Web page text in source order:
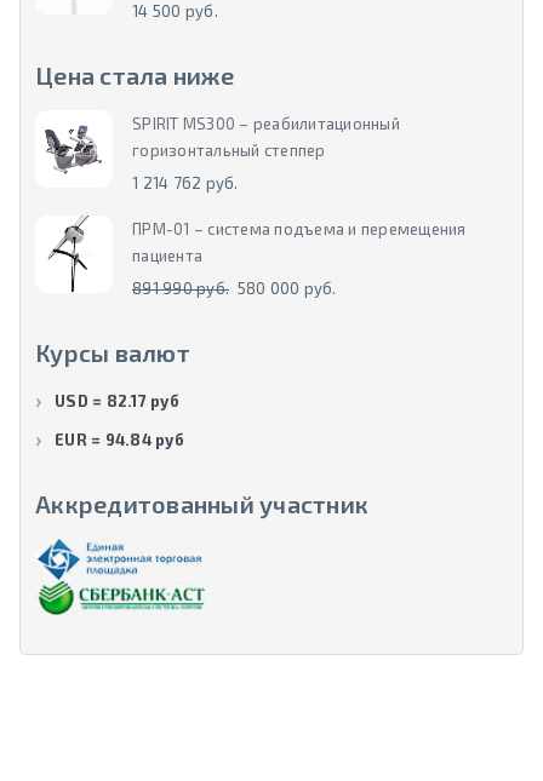
14 500 руб.
Цена стала ниже
SPIRIT MS300 – реабилитационный
горизонтальный степпер
1 214 762 руб.
ПРМ-01 – система подъема и перемещения
пациента
891 990 руб. 580 000 руб.
Курсы валют
USD = 82.17 руб
EUR = 94.84 руб
Аккредитованный участник